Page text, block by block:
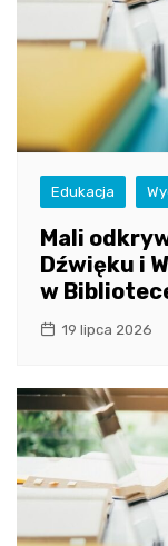
Edukacja
Mali
Dźwięku i
w
19 lipca 2026